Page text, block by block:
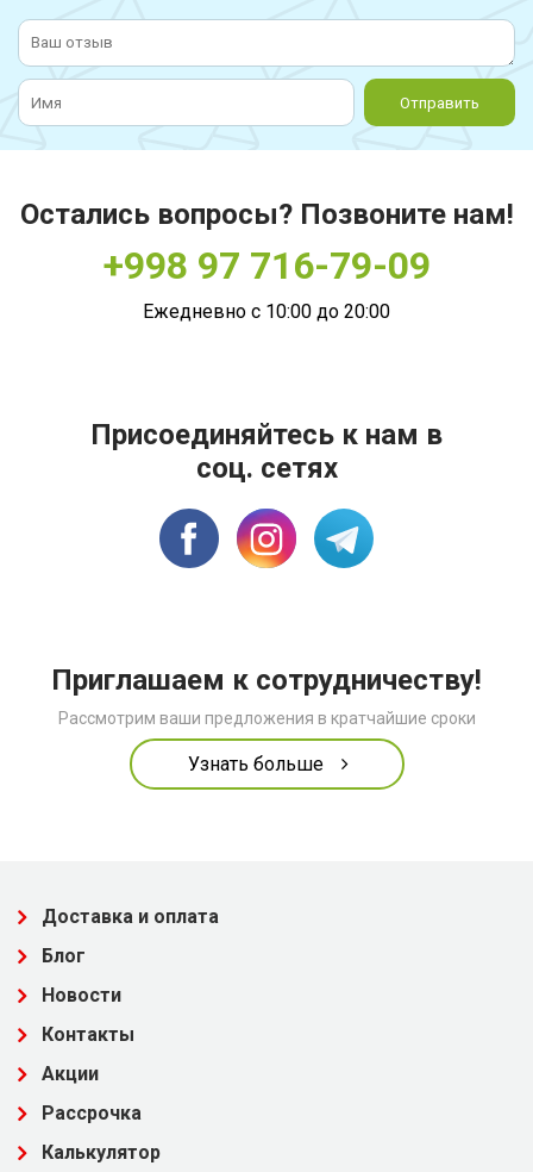
Отправить
Остались вопросы? Позвоните нам!
+998 97 716-79-09
Ежедневно с 10:00 до 20:00
Присоединяйтесь к нам в
соц. сетях
Приглашаем к сотрудничеству!
Рассмотрим ваши предложения в кратчайшие сроки
Узнать больше
Доставка и оплата
Блог
Новости
Контакты
Акции
Рассрочка
Калькулятор